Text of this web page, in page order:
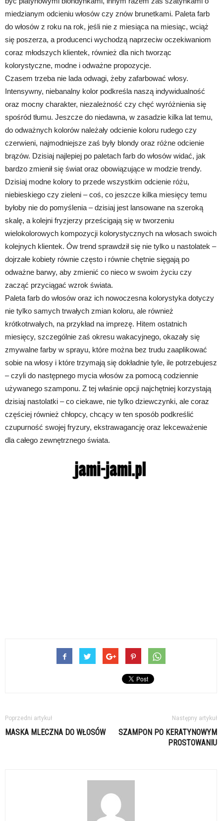
miedzianym odcieniu włosów czy znów brunetkami. Paleta farb
do włosów z roku na rok, jeśli nie z miesiąca na miesiąc, wciąż
się poszerza, a producenci wychodzą naprzeciw oczekiwaniom
coraz młodszych klientek, również dla nich tworząc
kolorystyczne, modne i odważne propozycje.
Czasem trzeba nie lada odwagi, żeby zafarbować włosy.
Intensywny, niebanalny kolor podkreśla naszą indywidualność
oraz mocny charakter, niezależność czy chęć wyróżnienia się
spośród tłumu. Jeszcze do niedawna, w zasadzie kilka lat temu,
do odważnych kolorów należały odcienie koloru rudego czy
czerwieni, najmodniejsze zaś były blondy oraz różne odcienie
brązów. Dzisiaj najlepiej po paletach farb do włosów widać, jak
bardzo zmienił się świat oraz obowiązujące w modzie trendy.
Dzisiaj modne kolory to przede wszystkim odcienie różu,
niebieskiego czy zieleni – coś, co jeszcze kilka miesięcy temu
byłoby nie do pomyślenia – dzisiaj jest lansowane na szeroką
skalę, a kolejni fryzjerzy prześcigają się w tworzeniu
wielokolorowych kompozycji kolorystycznych na włosach swoich
kolejnych klientek. Ów trend sprawdził się nie tylko u nastolatek –
dojrzałe kobiety równie często i równie chętnie sięgają po
odważne barwy, aby zmienić co nieco w swoim życiu czy
zacząć przyciągać wzrok świata.
Paleta farb do włosów oraz ich nowoczesna kolorystyka dotyczy
nie tylko samych trwałych zmian koloru, ale również
krótkotrwałych, na przykład na imprezę. Hitem ostatnich
miesięcy, szczególnie zaś okresu wakacyjnego, okazały się
zmywalne farby w sprayu, które można bez trudu zaaplikować
sobie na włosy i które trzymają się dokładnie tyle, ile potrzebujesz
– czyli do następnego mycia włosów za pomocą codziennie
używanego szamponu. Z tej właśnie opcji najchętniej korzystają
dzisiaj nastolatki – co ciekawe, nie tylko dziewczynki, ale coraz
częściej również chłopcy, chcący w ten sposób podkreślić
czupurność swojej fryzury, ekstrawagancję oraz lekceważenie
dla całego zewnętrznego świata.
Poprzedni artykuł
MASKA MLECZNA DO WŁOSÓW
Następny artykuł
SZAMPON PO KERATYNOWYM
PROSTOWANIU